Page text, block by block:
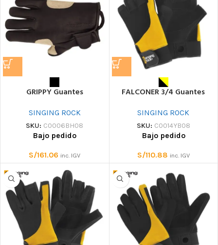
GRIPPY Guantes
SINGING ROCK
SKU: C0006BH08
Bajo pedido
S/161.06 inc. IGV
FALCONER 3/4 Guantes
SINGING ROCK
SKU: C0014YB08
Bajo pedido
S/110.88 inc. IGV